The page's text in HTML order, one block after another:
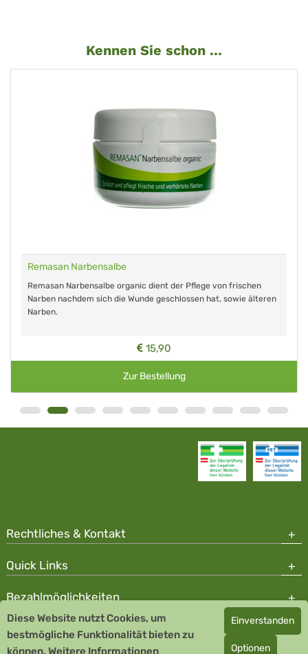
Kennen Sie schon ...
Remasan Narbensalbe
Remasan Narbensalbe organic dient der Pflege von frischen
Narben nachdem sich die Wunde geschlossen hat, sowie älteren
Narben.
15,90
Zur Bestellung
Rechtliches & Kontakt
Quick Links
Bezahlmöglichkeiten
Copyright © 2026 Team Santé Salvator Apotheke - GDP zertifiziert
Remedia Homöopathie GmbH GMP zertifizierter Arzneihersteller
Diese Website nutzt Cookies, um
bestmögliche Funktionalität bieten zu
können. Weitere Informationen
Einverstanden
Optionen